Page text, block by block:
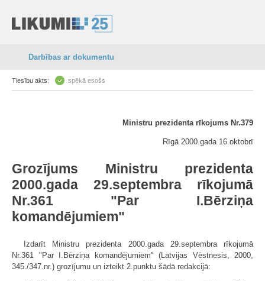
Darbības ar dokumentu
Tiesību akts: spēkā esošs
Ministru prezidenta rīkojums Nr.379
Rīgā 2000.gada 16.oktobrī
Grozījums Ministru prezidenta
2000.gada 29.septembra rīkojumā
Nr.361 "Par I.Bērziņa
komandējumiem"
Izdarīt Ministru prezidenta 2000.gada 29.septembra rīkojumā
Nr.361 "Par I.Bērziņa komandējumiem" (Latvijas Vēstnesis, 2000,
345./347.nr.) grozījumu un izteikt 2.punktu šādā redakcijā: